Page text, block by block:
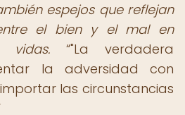
espejos que reflejan
el bien y el mal en
vidas.
"La verdadera
la adversidad con
las circunstancias